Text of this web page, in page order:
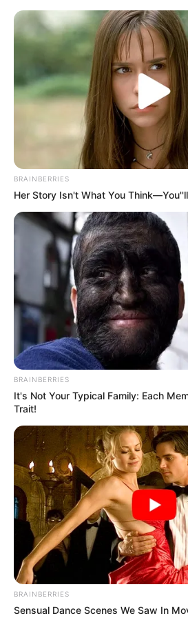
Como fazer
– 4 Receitas com
Simples
BRAINBERRIES
Her Story Isn't What You
BRAINBERRIES
It's Not Your Typical Family: Each
Trait!
BRAINBERRIES
Sensual Dance Scenes We Saw In